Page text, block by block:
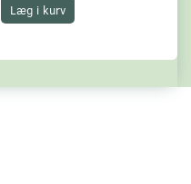
Læg i kurv